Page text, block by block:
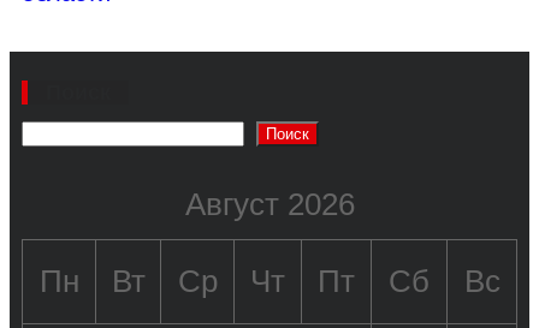
Поиск
Август 2026
Пн Вт Ср Чт Пт Сб Вс